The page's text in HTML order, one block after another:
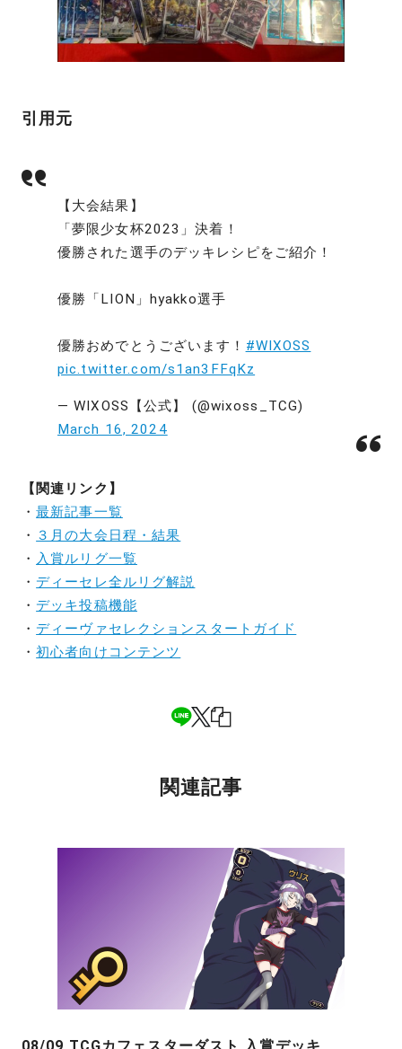
引用元
【大会結果】
「夢限少女杯2023」決着！
優勝された選手のデッキレシピをご紹介！
優勝「LION」hyakko選手
優勝おめでとうございます！ #WIXOSS
pic.twitter.com/s1an3FFqKz
— WIXOSS【公式】 (@wixoss_TCG)
March 16, 2024
【関連リンク】
・最新記事一覧
・ ３月の大会日程・結果
・ 入賞ルリグ一覧
・ ディーセレ全ルリグ解説
・ デッキ投稿機能
・ ディーヴァセレクションスタートガイド
・初心者向けコンテンツ
関連記事
08/09 TCGカフェスターダスト 入賞デッキ